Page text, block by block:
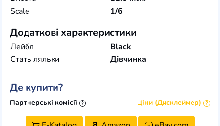
Scale
1/6
Додаткові характеристики
Лейбл
Black
Стать ляльки
Дівчинка
Де купити?
Партнерські комісії Ціни (Дисклеймер)